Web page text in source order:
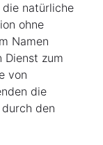
die natürliche
ohne
Namen
Dienst zum
von
die
den